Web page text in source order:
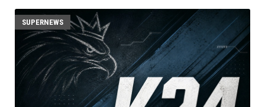
SUPERNEWS